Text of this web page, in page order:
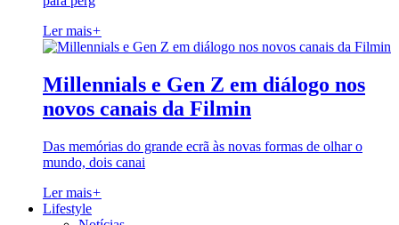
Ler mais+
Millennials e Gen Z em diálogo nos
novos canais da Filmin
Das memórias do grande ecrã às novas formas de olhar o
mundo, dois canai
Ler mais+
Lifestyle